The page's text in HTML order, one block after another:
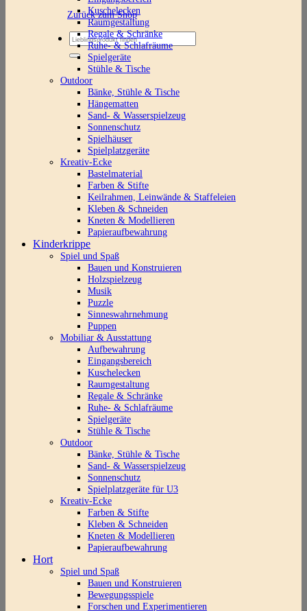
Zurück zum Shop
Suchen
nach:
Kuschelecken
Raumgestaltung
Regale & Schränke
Ruhe- & Schlafräume
Spielgeräte
Stühle & Tische
Outdoor
Bänke, Stühle & Tische
Hängematten
Sand- & Wasserspielzeug
Sonnenschutz
Spielhäuser
Spielplatzgeräte
Kreativ-Ecke
Bastelmaterial
Farben & Stifte
Keilrahmen, Leinwände & Staffeleien
Kleben & Schneiden
Kneten & Modellieren
Papieraufbewahrung
Kinderkrippe
Spiel und Spaß
Bauen und Konstruieren
Holzspielzeug
Musik
Puzzle
Sinneswahrnehmung
Puppen
Mobiliar & Ausstattung
Aufbewahrung
Eingangsbereich
Kuschelecken
Raumgestaltung
Regale & Schränke
Ruhe- & Schlafräume
Spielgeräte
Stühle & Tische
Outdoor
Bänke, Stühle & Tische
Sand- & Wasserspielzeug
Sonnenschutz
Spielplatzgeräte für U3
Kreativ-Ecke
Farben & Stifte
Kleben & Schneiden
Kneten & Modellieren
Papieraufbewahrung
Hort
Spiel und Spaß
Bauen und Konstruieren
Bewegungsspiele
Forschen und Experimentieren